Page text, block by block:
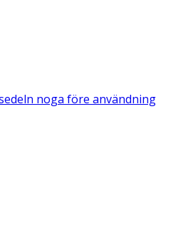
noga före användning